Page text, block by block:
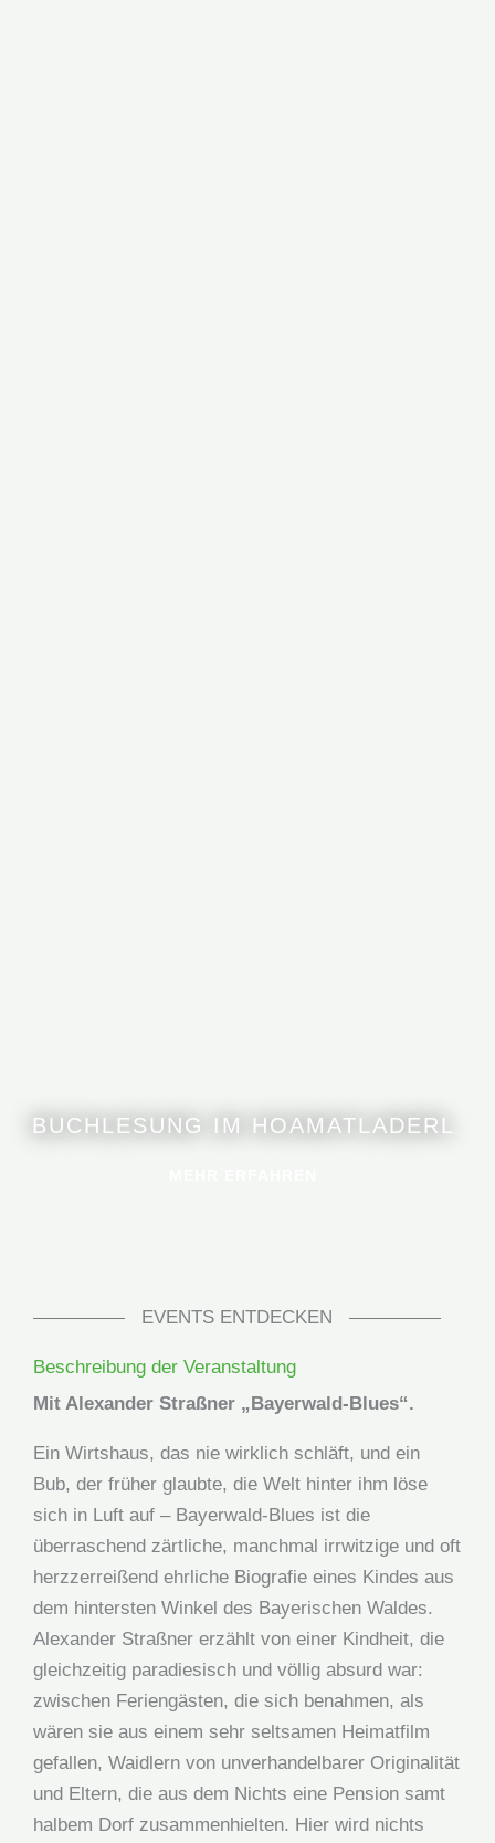
BUCHLESUNG IM HOAMATLADERL
EVENTS ENTDECKEN
Beschreibung der Veranstaltung
Mit Alexander Straßner „Bayerwald-Blues“.
Ein Wirtshaus, das nie wirklich schläft, und ein
Bub, der früher glaubte, die Welt hinter ihm löse
sich in Luft auf – Bayerwald-Blues ist die
überraschend zärtliche, manchmal irrwitzige und oft
herzzerreißend ehrliche Biografie eines Kindes aus
dem hintersten Winkel des Bayerischen Waldes.
Alexander Straßner erzählt von einer Kindheit, die
gleichzeitig paradiesisch und völlig absurd war:
zwischen Feriengästen, die sich benahmen, als
wären sie aus einem sehr seltsamen Heimatfilm
gefallen, Waidlern von unverhandelbarer Originalität
und Eltern, die aus dem Nichts eine Pension samt
halbem Dorf zusammenhielten. Hier wird nichts